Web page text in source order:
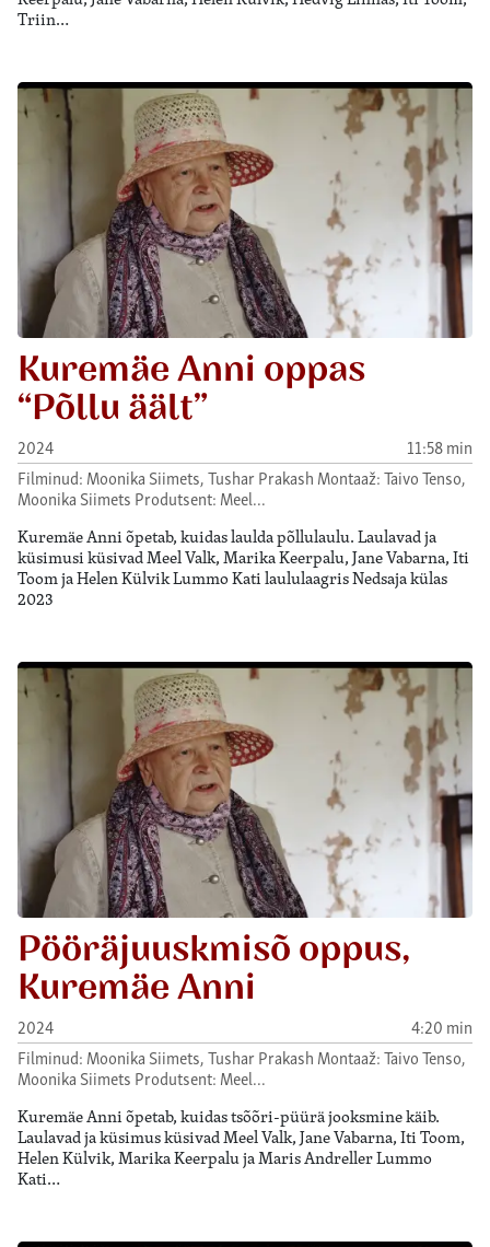
Triin…
Kuremäe Anni oppas
“Põllu äält”
2024
11:58 min
Filminud: Moonika Siimets, Tushar Prakash Montaaž: Taivo Tenso,
Moonika Siimets Produtsent: Meel…
Kuremäe Anni õpetab, kuidas laulda põllulaulu. Laulavad ja
küsimusi küsivad Meel Valk, Marika Keerpalu, Jane Vabarna, Iti
Toom ja Helen Külvik Lummo Kati laululaagris Nedsaja külas
2023
Pööräjuuskmisõ oppus,
Kuremäe Anni
2024
4:20 min
Filminud: Moonika Siimets, Tushar Prakash Montaaž: Taivo Tenso,
Moonika Siimets Produtsent: Meel…
Kuremäe Anni õpetab, kuidas tsõõri-püürä jooksmine käib.
Laulavad ja küsimus küsivad Meel Valk, Jane Vabarna, Iti Toom,
Helen Külvik, Marika Keerpalu ja Maris Andreller Lummo
Kati…